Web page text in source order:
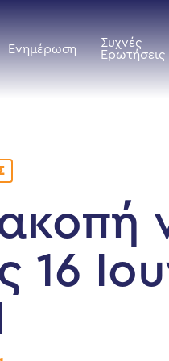
Ενημέρωση
Συχνές
Ερωτήσεις
16